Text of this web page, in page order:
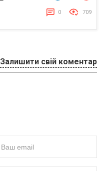
0 709
Залишити свій коментар